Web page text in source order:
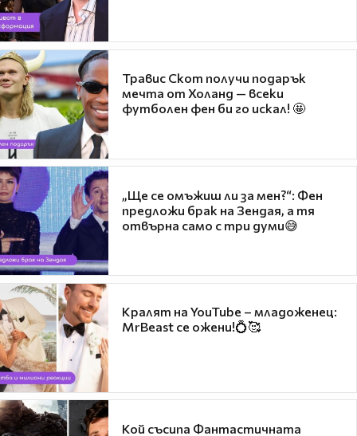
Травис Скот получи подарък
мечта от Холанд — всеки
футболен фен би го искал! 🤩
„Ще се омъжиш ли за мен?“: Фен
предложи брак на Зендая, а тя
отвърна само с три думи😅
Кралят на YouTube – младоженец:
MrBeast се ожени!💍🥰
Кой съсипа Фантастичната